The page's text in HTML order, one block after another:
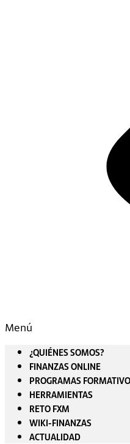
Menú
¿QUIÉNES SOMOS?
FINANZAS ONLINE
PROGRAMAS
HERRAMIENTAS
RETO FXM
WIKI-FINANZAS
ACTUALIDAD